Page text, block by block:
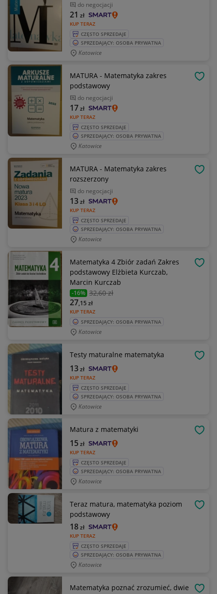
do negocjacji
KUP TERAZ
21 zł
CZĘSTO SPRZEDAJE
SPRZEDAJĄCY: OSOBA PRYWATNA
Katowice
MATURA - Matematyka zakres
podstawowy
do negocjacji
KUP TERAZ
17zł
CZĘSTO SPRZEDAJE
SPRZEDAJĄCY: OSOBA PRYWATNA
Katowice
MATURA - Matematyka zakres
rozszerzony
do negocjacji
KUP TERAZ
13zł
CZĘSTO SPRZEDAJE
SPRZEDAJĄCY: OSOBA PRYWATNA
Katowice
Matematyka 4 Zbiór zadań Zakres
podstawowy Elżbieta Kurczab,
Marcin Kurczab
-16% 32,60 zł
KUP TERAZ
27,15 zł
SPRZEDAJĄCY: OSOBA PRYWATNA
Katowice
Testy maturalne matematyka
KUP TERAZ
13zł
CZĘSTO SPRZEDAJE
SPRZEDAJĄCY: OSOBA PRYWATNA
Katowice
Matura z matematyki
KUP TERAZ
15zł
CZĘSTO SPRZEDAJE
SPRZEDAJĄCY: OSOBA PRYWATNA
Katowice
Teraz matura, matematyka poziom
podstawowy
KUP TERAZ
18zł
CZĘSTO SPRZEDAJE
SPRZEDAJĄCY: OSOBA PRYWATNA
Katowice
Matematyka poznać zrozumieć, dwie